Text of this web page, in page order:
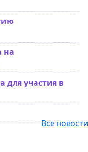
на
для участия в
Все новости